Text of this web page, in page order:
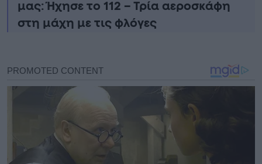
μας: Ήχησε το 112 – Τρία αεροσκάφη
στη μάχη με τις φλόγες